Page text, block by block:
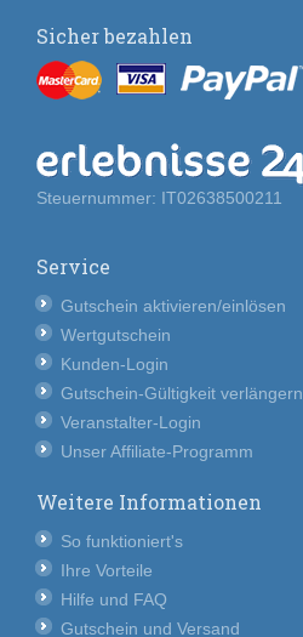
Sicher bezahlen
Steuernummer: IT02638500211
Service
Gutschein aktivieren/einlösen
Wertgutschein
Kunden-Login
Gutschein-Gültigkeit verlängern
Veranstalter-Login
Unser Affiliate-Programm
Weitere Informationen
So funktioniert's
Ihre Vorteile
Hilfe und FAQ
Gutschein und Versand